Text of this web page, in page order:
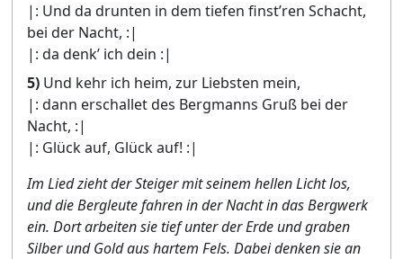
|: Und da drunten in dem tiefen finst’ren Schacht,
bei der Nacht, :|
|: da denk’ ich dein :|
5) Und kehr ich heim, zur Liebsten mein,
|: dann erschallet des Bergmanns Gruß bei der
Nacht, :|
|: Glück auf, Glück auf! :|
Im Lied zieht der Steiger mit seinem hellen Licht los,
und die Bergleute fahren in der Nacht in das Bergwerk
ein. Dort arbeiten sie tief unter der Erde und graben
Silber und Gold aus hartem Fels. Dabei denken sie an